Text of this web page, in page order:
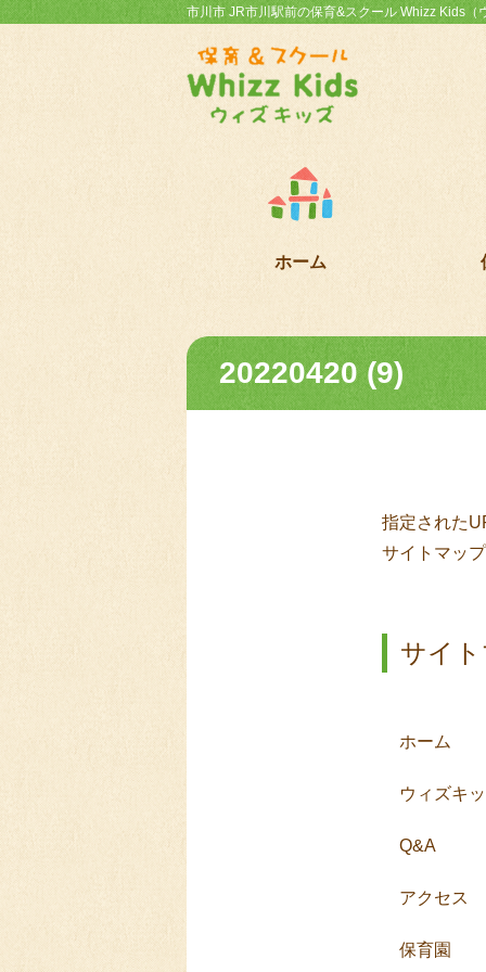
市川市 JR市川駅前の保育&スクール Whizz Kids（
ホーム
20220420 (9)
指定された
サイトマッ
サイ
ホーム
ウィズキ
Q&A
アクセス
保育園